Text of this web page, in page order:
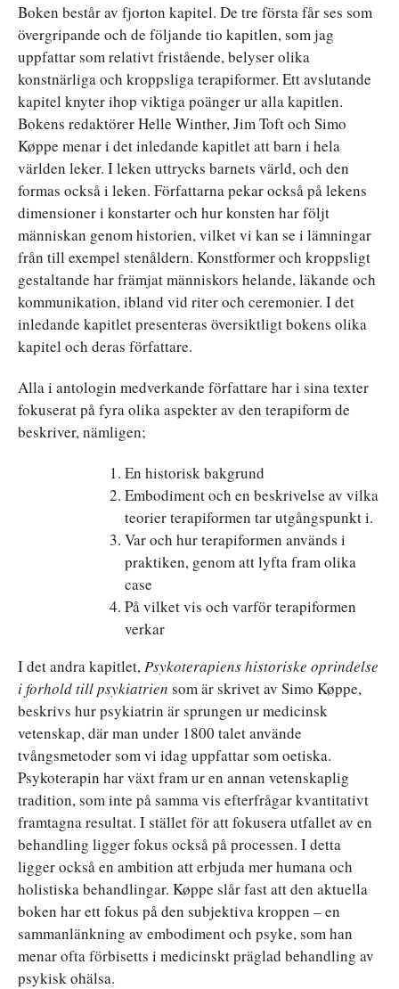
Boken består av fjorton kapitel. De tre första får ses som
övergripande och de följande tio kapitlen, som jag
uppfattar som relativt fristående, belyser olika
konstnärliga och kroppsliga terapiformer. Ett avslutande
kapitel knyter ihop viktiga poänger ur alla kapitlen.
Bokens redaktörer Helle Winther, Jim Toft och Simo
Køppe menar i det inledande kapitlet att barn i hela
världen leker. I leken uttrycks barnets värld, och den
formas också i leken. Författarna pekar också på lekens
dimensioner i konstarter och hur konsten har följt
människan genom historien, vilket vi kan se i lämningar
från till exempel stenåldern. Konstformer och kroppsligt
gestaltande har främjat människors helande, läkande och
kommunikation, ibland vid riter och ceremonier. I det
inledande kapitlet presenteras översiktligt bokens olika
kapitel och deras författare.
Alla i antologin medverkande författare har i sina texter
fokuserat på fyra olika aspekter av den terapiform de
beskriver, nämligen;
En historisk bakgrund
Embodiment och en beskrivelse av vilka
teorier terapiformen tar utgångspunkt i.
Var och hur terapiformen används i
praktiken, genom att lyfta fram olika
case
På vilket vis och varför terapiformen
verkar
I det andra kapitlet,Psykoterapiens historiske oprindelse
i forhold till psykiatrien som är skrivet av Simo Køppe,
beskrivs hur psykiatrin är sprungen ur medicinsk
vetenskap, där man under 1800 talet använde
tvångsmetoder som vi idag uppfattar som oetiska.
Psykoterapin har växt fram ur en annan vetenskaplig
tradition, som inte på samma vis efterfrågar kvantitativt
framtagna resultat. I stället för att fokusera utfallet av en
behandling ligger fokus också på processen. I detta
ligger också en ambition att erbjuda mer humana och
holistiska behandlingar. Køppe slår fast att den aktuella
boken har ett fokus på den subjektiva kroppen – en
sammanlänkning av embodiment och psyke, som han
menar ofta förbisetts i medicinskt präglad behandling av
psykisk ohälsa.